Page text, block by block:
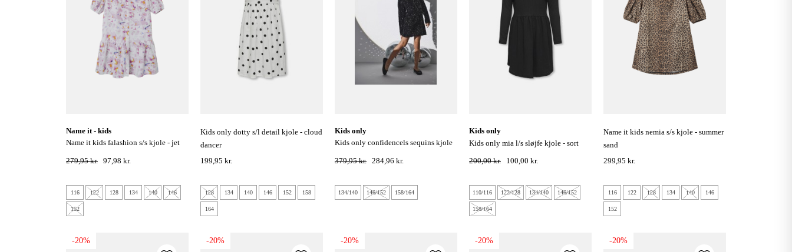
name it - kids
name it kids falashion s/s kjole - jet
279,95 kr. 97,98 kr.
116 122 128 134 140 146
152
kids only dotty s/l detail kjole - cloud
dancer
199,95 kr.
128 134 140 146 152 158
164
kids only
kids only confidencels sequins kjole
379,95 kr. 284,96 kr.
134/140 146/152 158/164
kids only
kids only mia l/s sløjfe kjole - sort
200,00 kr.
100,00 kr.
110/116 122/128 134/140 146/152
158/164
name it kids nemia s/s kjole - summer
sand
299,95 kr.
116 122 128 134 140 146
152
-20% -20% -20% -20% -20%